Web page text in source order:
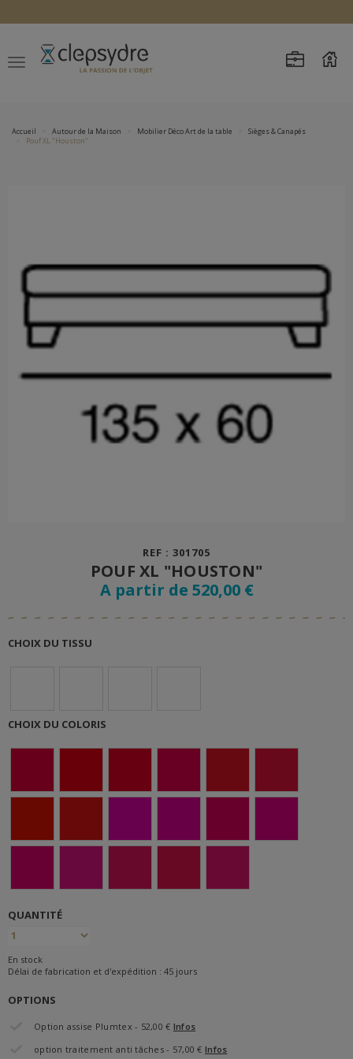
Accueil Autour de la Maison Mobilier Déco Art de la table
Sièges & Canapés
Pouf XL "Houston"
REF : 301705
POUF XL "HOUSTON"
A partir de 520,00 €
CHOIX DU TISSU
CHOIX DU COLORIS
QUANTITÉ
En stock
Délai de fabrication et d'expédition : 45 jours
OPTIONS
Option assise Plumtex - 52,00 € Infos
option traitement anti tâches - 57,00 € Infos